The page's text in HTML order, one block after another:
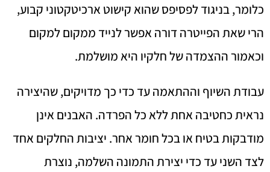
כלומר, בניגוד לפסיפס שהוא קישוט ארכיטקטוני קבוע,
הרי שאת הפייטרה דורה אפשר לנייד ממקום למקום
וכאמור ההצמדה של חלקיו היא מושלמת.
עבודת השיוף וההתאמה עד כדי כך מדויקים, שהיצירה
נראית כחטיבה אחת ללא כל הפרדה. האבנים אינן
מודבקות בטיח או בכל חומר אחר. יציבות החלקים אחד
לצד השני עד כדי יצירת התמונה השלמה, נוצרת